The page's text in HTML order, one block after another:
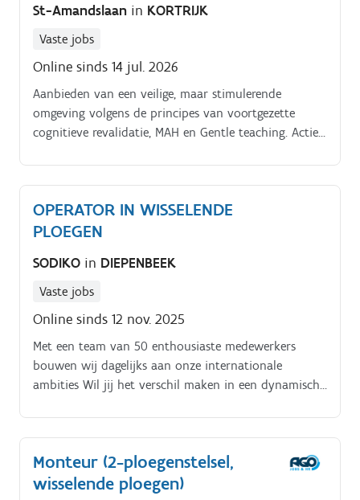
St-Amandslaan in KORTRIJK
Vaste jobs
Online sinds 14 jul. 2026
Aanbieden van een veilige, maar stimulerende
omgeving volgens de principes van voortgezette
cognitieve revalidatie, MAH en Gentle teaching. Actief
OPERATOR IN WISSELENDE
PLOEGEN
SODIKO in DIEPENBEEK
Vaste jobs
Online sinds 12 nov. 2025
Met een team van 50 enthousiaste medewerkers
bouwen wij dagelijks aan onze internationale
ambities Wil jij het verschil maken in een dynamische
Monteur (2-ploegenstelsel,
wisselende ploegen)